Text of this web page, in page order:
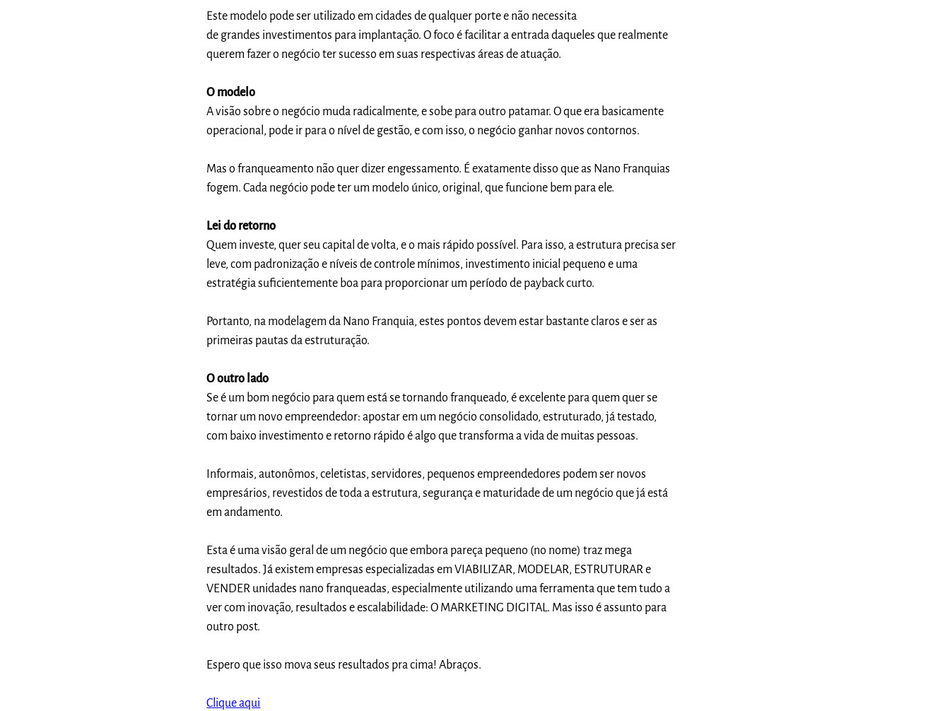
Este modelo pode ser utilizado em cidades de qualquer porte e não necessita
de grandes investimentos para implantação. O foco é facilitar a entrada daqueles que realmente
querem fazer o negócio ter sucesso em suas respectivas áreas de atuação.
O modelo
A visão sobre o negócio muda radicalmente, e sobe para outro patamar. O que era basicamente
operacional, pode ir para o nível de gestão, e com isso, o negócio ganhar novos contornos.
Mas o franqueamento não quer dizer engessamento. É exatamente disso que as Nano Franquias
fogem. Cada negócio pode ter um modelo único, original, que funcione bem para ele.
Lei do retorno
Quem investe, quer seu capital de volta, e o mais rápido possível. Para isso, a estrutura precisa ser
leve, com padronização e níveis de controle mínimos, investimento inicial pequeno e uma
estratégia suficientemente boa para proporcionar um período de payback curto.
Portanto, na modelagem da Nano Franquia, estes pontos devem estar bastante claros e ser as
primeiras pautas da estruturação.
O outro lado
Se é um bom negócio para quem está se tornando franqueado, é excelente para quem quer se
tornar um novo empreendedor: apostar em um negócio consolidado, estruturado, já testado,
com baixo investimento e retorno rápido é algo que transforma a vida de muitas pessoas.
Informais, autonômos, celetistas, servidores, pequenos empreendedores podem ser novos
empresários, revestidos de toda a estrutura, segurança e maturidade de um negócio que já está
em andamento.
Esta é uma visão geral de um negócio que embora pareça pequeno (no nome) traz mega
resultados. Já existem empresas especializadas em VIABILIZAR, MODELAR, ESTRUTURAR e
VENDER unidades nano franqueadas, especialmente utilizando uma ferramenta que tem tudo a
ver com inovação, resultados e escalabilidade: O MARKETING DIGITAL. Mas isso é assunto para
outro post.
Espero que isso mova seus resultados pra cima! Abraços.
Clique aqui